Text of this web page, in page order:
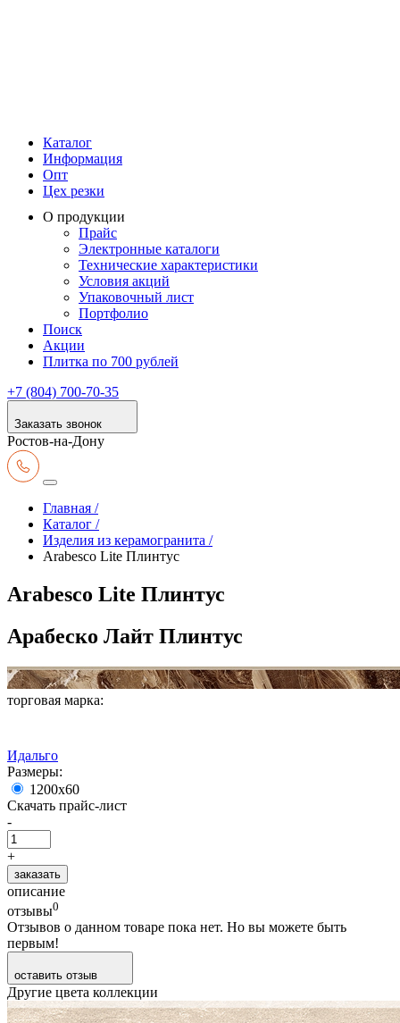
Каталог
Информация
Опт
Цех резки
О продукции
Прайс
Электронные каталоги
Технические характеристики
Условия акций
Упаковочный лист
Портфолио
Поиск
Акции
Плитка по 700 рублей
+7 (804) 700-70-35
Заказать звонок
Ростов-на-Дону
Главная /
Каталог /
Изделия из керамогранита /
Arabesco Lite Плинтус
Arabesco Lite Плинтус
Арабеско Лайт Плинтус
торговая марка:
Идальго
Размеры:
1200х60
Скачать прайс-лист
-
+
заказать
описание
отзывы0
Отзывов о данном товаре пока нет. Но вы можете быть
первым!
оставить отзыв
Другие цвета коллекции